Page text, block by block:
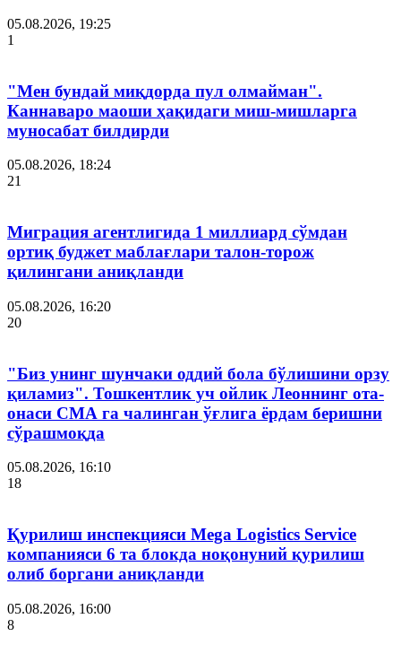
05.08.2026, 19:25
1
"Мен бундай миқдорда пул олмайман".
Каннаваро маоши ҳақидаги миш-мишларга
муносабат билдирди
05.08.2026, 18:24
21
Миграция агентлигида 1 миллиард сўмдан
ортиқ буджет маблағлари талон-торож
қилингани аниқланди
05.08.2026, 16:20
20
"Биз унинг шунчаки оддий бола бўлишини орзу
қиламиз". Тошкентлик уч ойлик Леоннинг ота-
онаси СМА га чалинган ўғлига ёрдам беришни
сўрашмоқда
05.08.2026, 16:10
18
Қурилиш инспекцияси Мega Logistics Service
компанияси 6 та блокда ноқонуний қурилиш
олиб боргани аниқланди
05.08.2026, 16:00
8